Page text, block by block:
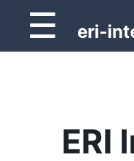
☰ eri-
ERI